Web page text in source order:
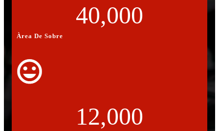
40,000
Àrea De Sobre
12,000